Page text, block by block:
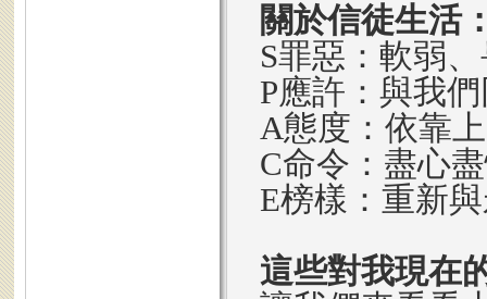
關於信徒生活
S罪惡：軟弱
P應許：與我
A態度：依靠
C命令：盡心
E榜樣：重新
這些對我現在